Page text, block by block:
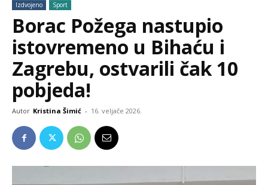
Izdvojeno Sport
Borac Požega nastupio
istovremeno u Bihaću i
Zagrebu, ostvarili čak 10
pobjeda!
Autor Kristina Šimić - 16. veljače 2026.